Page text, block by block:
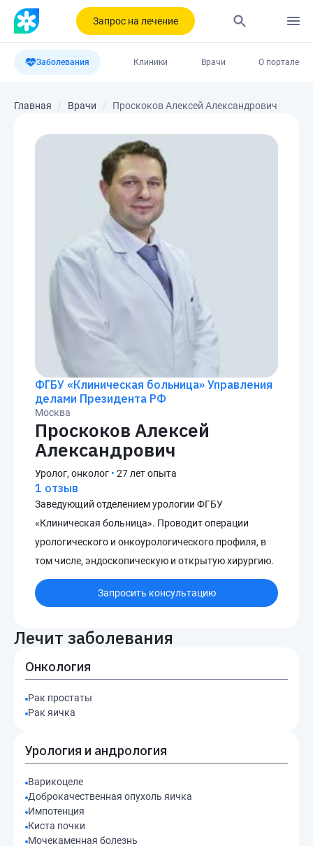
Запрос на лечение
Заболевания Клиники Врачи О портале
Главная Врачи Проскоков Алексей Александрович
ФГБУ «Клиническая больница» Управления
делами Президента РФ
Москва
Проскоков Алексей
Александрович
Уролог, онколог • 27 лет опыта
1 отзыв
Заведующий отделением урологии ФГБУ
«Клиническая больница». Проводит операции
урологического и онкоурологического профиля, в
том числе, эндоскопическую и открытую хирургию.
Запросить консультацию
Лечит заболевания
Онкология
Рак простаты
Рак яичка
Урология и андрология
Варикоцеле
Доброкачественная опухоль яичка
Импотенция
Киста почки
Мочекаменная болезнь